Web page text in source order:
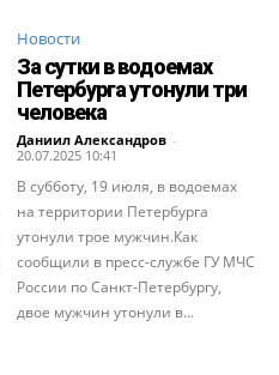
Новости
За сутки в водоемах
Петербурга утонули три
человека
Даниил Александров -
20.07.2025 10:41
В субботу, 19 июля, в водоемах
на территории Петербурга
утонули трое мужчин.Как
сообщили в пресс-службе ГУ МЧС
России по Санкт-Петербургу,
двое мужчин утонули в...